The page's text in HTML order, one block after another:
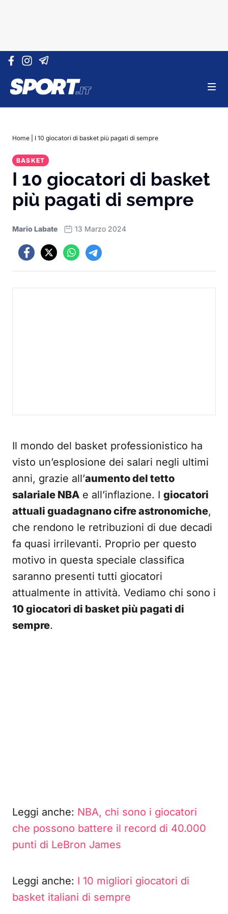
Vai al contenuto
Home I 10 giocatori di basket più pagati di sempre
BASKET
I 10 giocatori di basket
più pagati di sempre
Mario Labate 13 Marzo 2024
Il mondo del basket professionistico ha
visto un’esplosione dei salari negli ultimi
anni, grazie all’aumento del tetto
salariale NBA e all’inflazione. I giocatori
attuali guadagnano cifre astronomiche,
che rendono le retribuzioni di due decadi
fa quasi irrilevanti. Proprio per questo
motivo in questa speciale classifica
saranno presenti tutti giocatori
attualmente in attività. Vediamo chi sono i
10 giocatori di basket più pagati di
sempre.
Leggi anche: NBA, chi sono i giocatori
che possono battere il record di 40.000
punti di LeBron James
Leggi anche: I 10 migliori giocatori di
basket italiani di sempre